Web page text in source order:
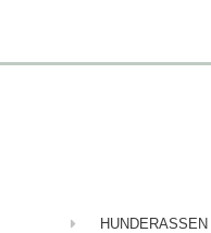
HUNDERASSEN